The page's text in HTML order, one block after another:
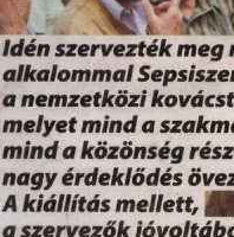
Idén s z e r v e z té k  m e g
a lk a lo m m a l S ep
a  n e m z e tk ö z i ko vá
m e ly e t m in d  a sza k m
m in d  a kö zö n sé g
n a g y  érd eklő d és ö v e
A kiállítás m ellett.